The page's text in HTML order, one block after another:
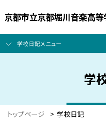
京都市立京都堀川音楽高等
学校日記メニュー
学
トップページ > 学校日記